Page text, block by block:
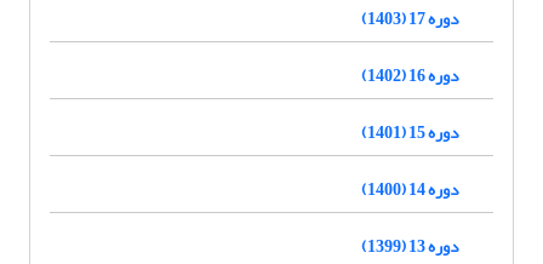
دوره 17 (1403)
دوره 16 (1402)
دوره 15 (1401)
دوره 14 (1400)
دوره 13 (1399)